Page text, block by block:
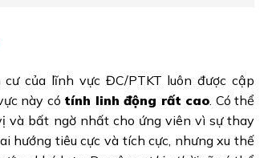
của lĩnh vực ĐC/PTKT luôn được cập
này có tính linh động rất cao. Có thể
và bất ngờ nhất cho ứng viên vì sự thay
hướng tiêu cực và tích cực, nhưng xu thế